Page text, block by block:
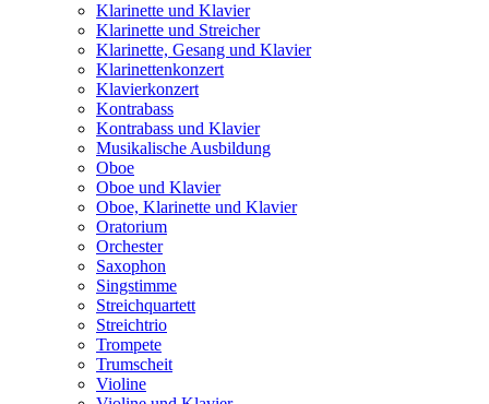
Klarinette und Klavier
Klarinette und Streicher
Klarinette, Gesang und Klavier
Klarinettenkonzert
Klavierkonzert
Kontrabass
Kontrabass und Klavier
Musikalische Ausbildung
Oboe
Oboe und Klavier
Oboe, Klarinette und Klavier
Oratorium
Orchester
Saxophon
Singstimme
Streichquartett
Streichtrio
Trompete
Trumscheit
Violine